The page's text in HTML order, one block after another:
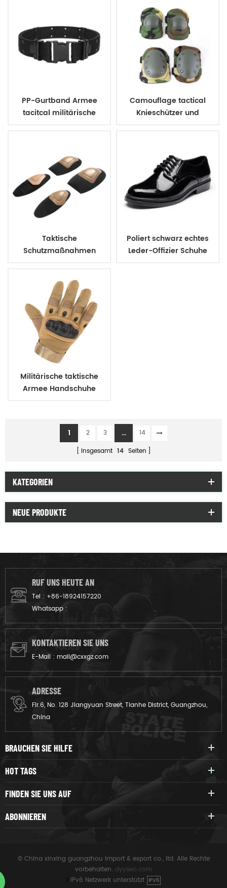
PP-Gurtband Armee
tacitcal militärische
Camouflage tactical
Knieschützer und
Taktische
Schutzmaßnahmen
Poliert schwarz echtes
Leder-Offizier Schuhe
Militärische taktische
Armee Handschuhe
1 2 3 ...
14
insgesamt 14 Seiten
KATEGORIEN
NEUE PRODUKTE
RUF UNS HEUTE AN
Tel : +86-18924157220
Whatsapp :
KONTAKTIEREN SIE UNS
E-Mail : mail@cxxgz.com
ADRESSE
Flr.6, No. 128 Jiangyuan Street, Tianhe District, Guangzhou,
China
BRAUCHEN SIE HILFE
HOT TAGS
FINDEN SIE UNS AUF
ABONNIEREN
© China xinxing guangzhou import & export co., ltd. Alle Rechte
vorbehalten. dyyseo.com
IPv6 Netzwerk unterstützt IPV6